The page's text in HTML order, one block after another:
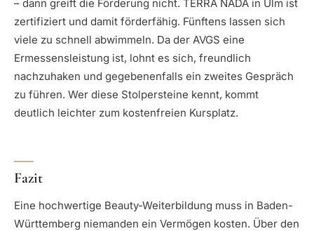
– dann greift die Förderung nicht. TERRA NADA in Ulm ist
zertifiziert und damit förderfähig. Fünftens lassen sich
viele zu schnell abwimmeln. Da der AVGS eine
Ermessensleistung ist, lohnt es sich, freundlich
nachzuhaken und gegebenenfalls ein zweites Gespräch
zu führen. Wer diese Stolpersteine kennt, kommt
deutlich leichter zum kostenfreien Kursplatz.
Fazit
Eine hochwertige Beauty-Weiterbildung muss in Baden-
Württemberg niemanden ein Vermögen kosten. Über den